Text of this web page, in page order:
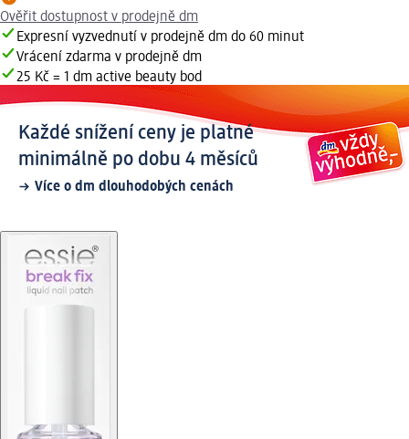
Ověřit dostupnost v prodejně dm
Expresní vyzvednutí v prodejně dm do 60 minut
Vrácení zdarma v prodejně dm
25 Kč = 1 dm active beauty bod
Každé snížení ceny je platné
minimálně po dobu 4 měsíců
Více o dm dlouhodobých cenách